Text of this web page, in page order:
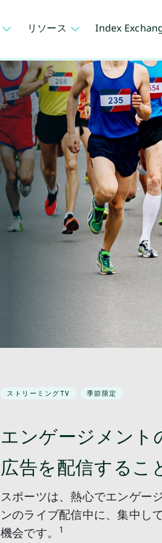
リソース Index
ストリーミングTV 季節限定
エンゲージメント
広告を配信するこ
スポーツは、熱心でエンゲー
ンのライブ配信中に、集中し
機会です。
1